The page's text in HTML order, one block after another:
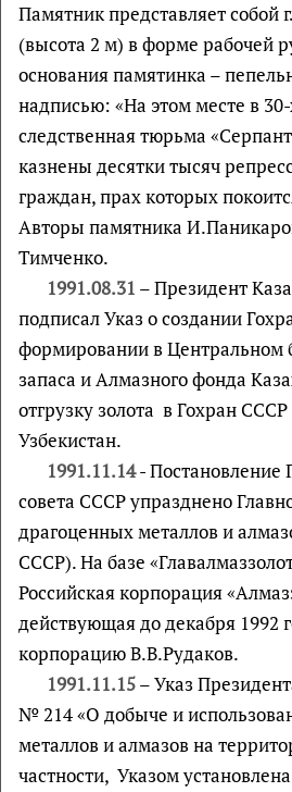
Памятник представляет собой
(высота 2 м) в форме рабочей
основания памятинка –
надписью: «На этом месте в
следственная тюрьма
казнены десятки тысяч
граждан, прах которых
Авторы памятника
Тимченко.
1991.08.31 – Президент
подписал Указ о создании
формировании в Центральном
запаса и Алмазного фонда
отгрузку золота в Гохран
Узбекистан.
1991.11.14- Постановление
совета СССР упразднено
драгоценных металлов и
СССР). На базе
Российская корпорация
действующая до декабря 1992
корпорацию В.В.Рудаков.
1991.11.15– Указ
№ 214 «О добыче и
металлов и алмазов на
частности, Указом